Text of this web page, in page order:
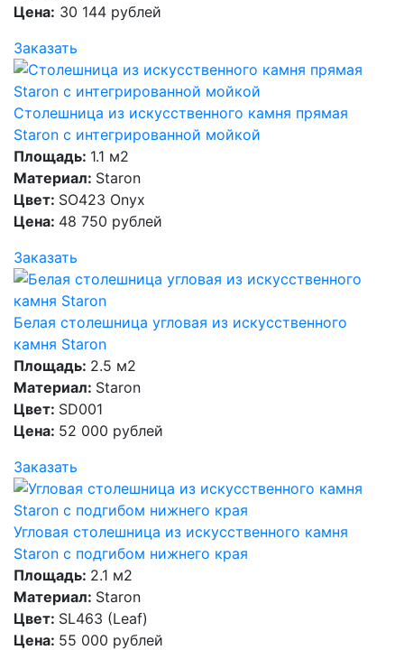
Цена: 30 144 рублей
Заказать
Столешница из искусственного камня прямая
Staron с интегрированной мойкой
Площадь: 1.1 м2
Материал: Staron
Цвет: SO423 Onyx
Цена: 48 750 рублей
Заказать
Белая столешница угловая из искусственного
камня Staron
Площадь: 2.5 м2
Материал: Staron
Цвет: SD001
Цена: 52 000 рублей
Заказать
Угловая столешница из искусственного камня
Staron с подгибом нижнего края
Площадь: 2.1 м2
Материал: Staron
Цвет: SL463 (Leaf)
Цена: 55 000 рублей